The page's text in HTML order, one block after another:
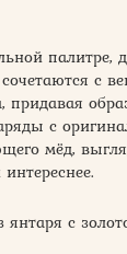
палитре,
с
придавая
с
мёд,
с